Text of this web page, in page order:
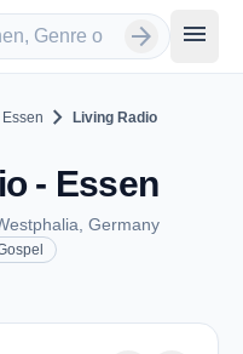
arrow_forward menu
Essen chevron_right Living Radio
- Essen
Germany